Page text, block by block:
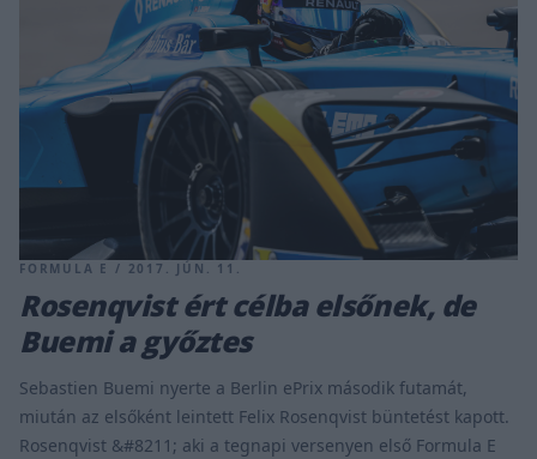
FORMULA E / 2017. JÚN. 11.
Rosenqvist ért célba elsőnek, de
Buemi a győztes
Sebastien Buemi nyerte a Berlin ePrix második futamát,
miután az elsőként leintett Felix Rosenqvist büntetést kapott.
Rosenqvist &#8211; aki a tegnapi versenyen első Formula E